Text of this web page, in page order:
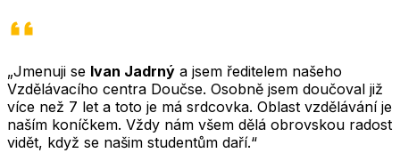
„Jmenuji se Ivan Jadrný a jsem ředitelem našeho
Vzdělávacího centra Doučse. Osobně jsem doučoval již
více než 7 let a toto je má srdcovka. Oblast vzdělávání je
naším koníčkem. Vždy nám všem dělá obrovskou radost
vidět, když se našim studentům daří.“